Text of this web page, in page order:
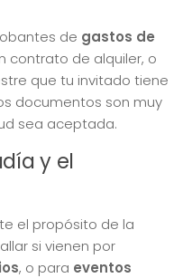
de gastos de
contrato de alquiler, o
que tu invitado tiene
documentos son muy
sea aceptada.
y el
el propósito de la
si vienen por
, o para eventos